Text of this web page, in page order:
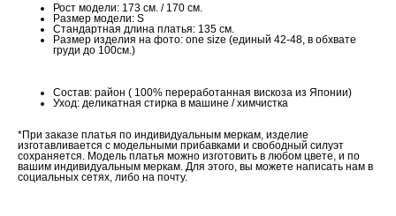
Рост модели: 173 см. / 170 см.
Размер модели: S
Стандартная длина платья: 135 см.
Размер изделия на фото: one size (единый 42-48, в обхвате
груди до 100см.)
Состав: район ( 100% переработанная вискоза из Японии)
Уход: деликатная стирка в машине / химчистка
*При заказе платья по индивидуальным меркам, изделие
изготавливается с модельными прибавками и свободный силуэт
сохраняется. Модель платья можно изготовить в любом цвете, и по
вашим индивидуальным меркам. Для этого, вы можете написать нам в
социальных сетях, либо на почту.